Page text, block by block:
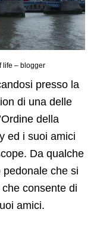
life – blogger
presso la
di una delle
della
ed i suoi amici
Da qualche
che si
consente di
amici.